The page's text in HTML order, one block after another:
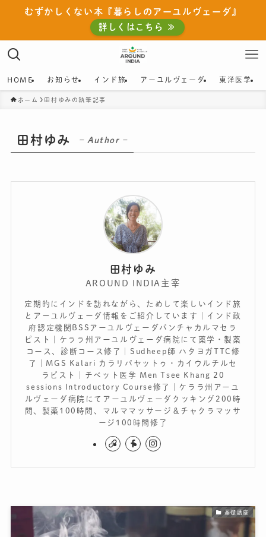
むずかしくない本『暮らしのアーユルヴェーダ』
詳しくはこちら ≫
HOME お知らせ インド旅 アーユルヴェーダ 東洋医学
ホーム 田村ゆみの執筆記事
田村ゆみ – Author –
田村ゆみ
AROUND INDIA主宰
定期的にインドを訪れながら、ためして楽しいインド旅
とアーユルヴェーダ情報をご紹介しています｜インド政
府認定機関BSSアーユルヴェーダパンチャカルマセラ
ピスト｜ケララ州アーユルヴェーダ病院にて薬学・製薬
コース、診断コース修了｜Sudheep師 ハタヨガTTC修
了｜MGS Kalari カラリパヤットゥ・カイウルチルセ
ラピスト｜チベット医学 Men Tsee Khang 20
sessions Introductory Course修了｜ケララ州アーユ
ルヴェーダ病院にてアーユルヴェーダクッキング200時
間、製薬100時間、マルママッサージ＆チャクラマッサ
ージ100時間修了
基礎講座